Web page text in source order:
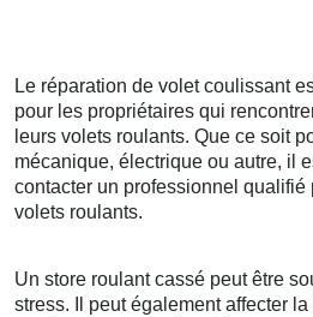
Le réparation de volet coulissant
pour les propriétaires qui
leurs volets roulants. Que ce soit
mécanique, électrique ou autre, il
contacter un professionnel qualifié
volets roulants.
Un store roulant cassé peut être
stress. Il peut également affecter